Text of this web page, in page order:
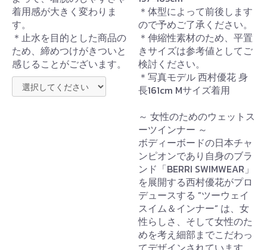
着用感が大きく変わりま
す。
＊止水を目的とした商品の
ため、締めつけがきついと
感じることがございます。
＊体型によって前後します
ので予めご了承ください。
＊伸縮性素材のため、平置
きサイズは参考値としてご
検討ください。
＊写真モデル 西村優花 身
長161cm Mサイズ着用
～ 女性のためのウェットス
ーツインナー ～
ボディーボードの日本チャ
ンピオンであり自身のブラ
ンド「BERRI SWIMWEAR」
を展開する西村優花がプロ
デュースする ”ツーウェイ
スイム＆インナー” は、女
性らしさ、そして女性のた
めを考え細部までこだわっ